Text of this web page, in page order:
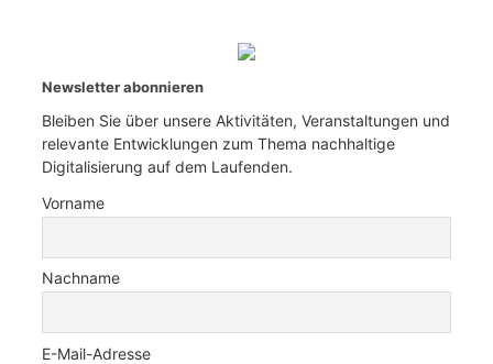
Newsletter abonnieren
Bleiben Sie über unsere Aktivitäten, Veranstaltungen und
relevante Entwicklungen zum Thema nachhaltige
Digitalisierung auf dem Laufenden.
Vorname
Nachname
E-Mail-Adresse